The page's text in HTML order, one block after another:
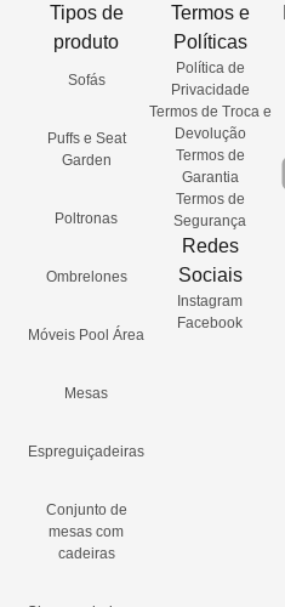
Tipos de
produto
Sofás
Puffs e Seat
Garden
Poltronas
Ombrelones
Móveis Pool Área
Mesas
Espreguiçadeiras
Conjunto de
mesas com
cadeiras
Termos e
Políticas
Política de
Privacidade
Termos de Troca e
Devolução
Termos de
Garantia
Termos de
Segurança
Redes
Sociais
Instagram
Facebook